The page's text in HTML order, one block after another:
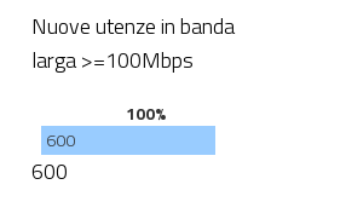
Nuove utenze in banda
larga >=100Mbps
100%
600
600